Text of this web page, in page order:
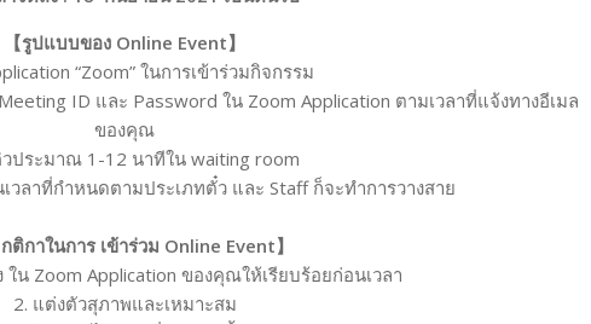
【รูปแบบของ Online Event】
“Zoom” ในการเข้าร่วมกิจกรรม
ID และ Password ใน Zoom Application ตามเวลาที่แจ้งทางอีเมล
ของคุณ
ประมาณ 1-12 นาทีใน waiting room
วลาที่กำหนดตามประเภทตั๋ว และ Staff ก็จะทำการวางสาย
กติกาในการ เข้าร่วม Online Event】
น Zoom Application ของคุณให้เรียบร้อยก่อนเวลา
2. แต่งตัวสุภาพและเหมาะสม